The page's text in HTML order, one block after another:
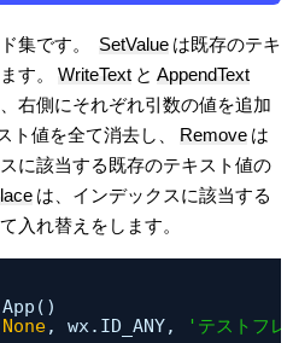
集です。 SetValue は既存のテキ
す。
WriteText と AppendText
右側にそれぞれ引数の値を追加
ト値を全て消去し、 Remove は
に該当する既存のテキスト値の
は、インデックスに該当する
入れ替えをします。
None, wx.ID_ANY, 'テストフ